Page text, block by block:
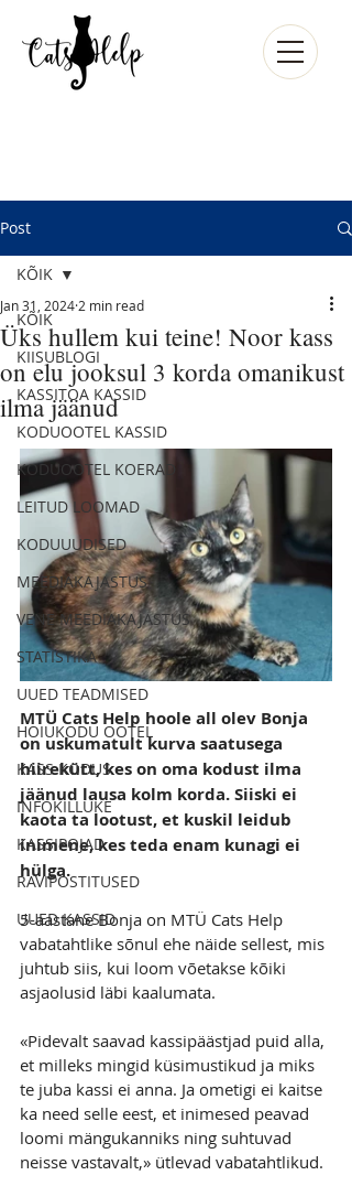
Post
KÕIK
KIISUBLOGI
KASSITOA KASSID
KODUOOTEL KASSID
KODUOOTEL KOERAD
LEITUD LOOMAD
KODUUUDISED
MEEDIAKAJASTUS
VENE MEEDIAKAJASTUS
STATISTIKA
UUED TEADMISED
HOIUKODU OOTEL
KASS KODUS
INFOKILLUKE
KASSIPOJAD
RAVIPOSTITUSED
UUED KASSID
KÕIK
Üks hullem kui teine! Noor kass
on elu jooksul 3 korda omanikust
ilma jäänud
Jan 31, 2024 2 min read
MTÜ Cats Help hoole all olev Bonja
on uskumatult kurva saatusega
hiirekütt, kes on oma kodust ilma
jäänud lausa kolm korda. Siiski ei
kaota ta lootust, et kuskil leidub
inimene, kes teda enam kunagi ei
hülga.
5-aastane Bonja on MTÜ Cats Help
vabatahtlike sõnul ehe näide sellest, mis
juhtub siis, kui loom võetakse kõiki
asjaolusid läbi kaalumata.
«Pidevalt saavad kassipäästjad puid alla,
et milleks mingid küsimustikud ja miks
te juba kassi ei anna. Ja ometigi ei kaitse
ka need selle eest, et inimesed peavad
loomi mängukanniks ning suhtuvad
neisse vastavalt,» ütlevad vabatahtlikud.